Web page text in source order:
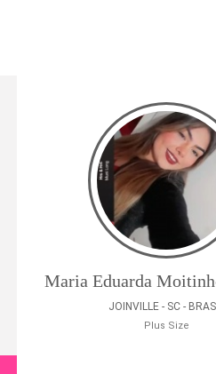
Maria Eduarda
JOINVILLE - SC -
Plus Size